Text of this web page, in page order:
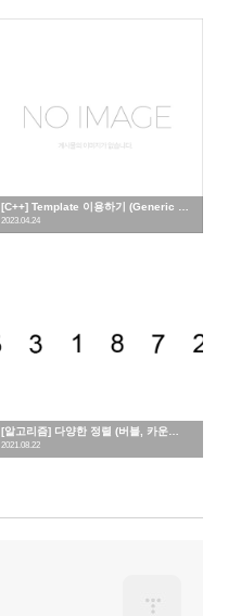
2023.04.24
[알고리즘] 다양한 정렬 (버블, 카운팅, 선택 정렬) - 파이썬
2021.08.22